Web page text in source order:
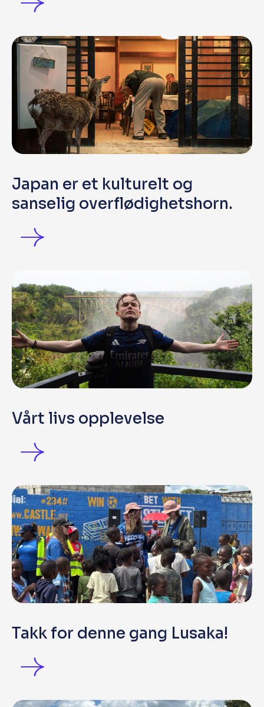
Japan er et kulturelt og
sanselig overflødighetshorn.
Vårt livs opplevelse
Takk for denne gang Lusaka!